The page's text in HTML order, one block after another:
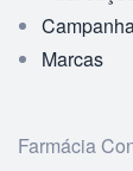
Marcas
Farmácia